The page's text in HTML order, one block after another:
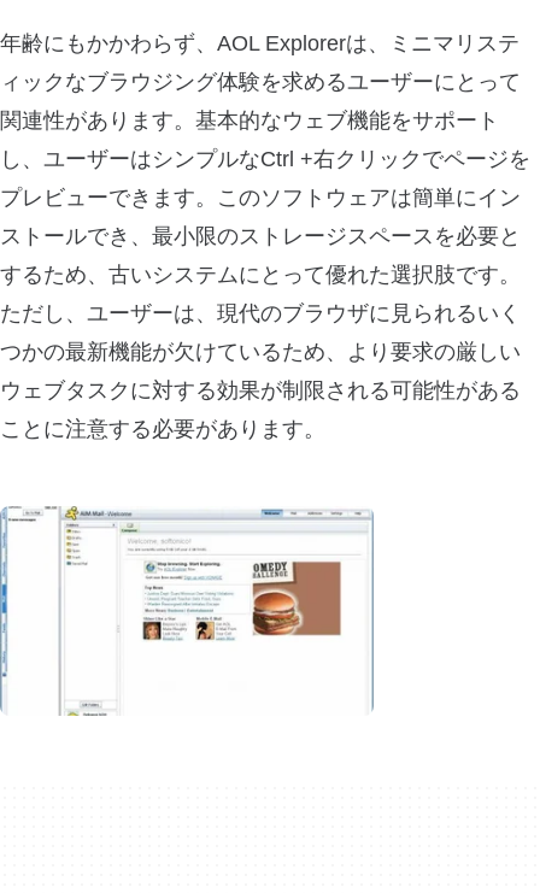
年齢にもかかわらず、AOL Explorerは、ミニマリステ
ィックなブラウジング体験を求めるユーザーにとって
関連性があります。基本的なウェブ機能をサポート
し、ユーザーはシンプルなCtrl +右クリックでページを
プレビューできます。このソフトウェアは簡単にイン
ストールでき、最小限のストレージスペースを必要と
するため、古いシステムにとって優れた選択肢です。
ただし、ユーザーは、現代のブラウザに見られるいく
つかの最新機能が欠けているため、より要求の厳しい
ウェブタスクに対する効果が制限される可能性がある
ことに注意する必要があります。